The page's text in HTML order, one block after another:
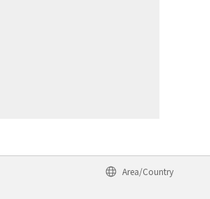
Area/Country